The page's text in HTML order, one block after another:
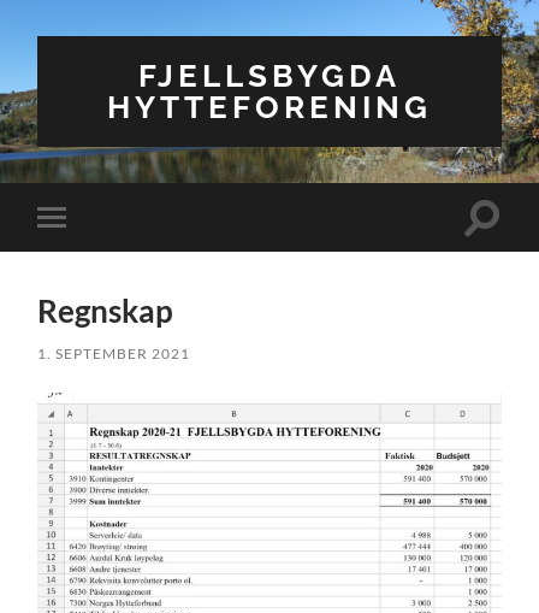
FJELLSBYGDA
HYTTEFORENING
Veksle
mobilmeny
Veksle
Regnskap
1. SEPTEMBER 2021